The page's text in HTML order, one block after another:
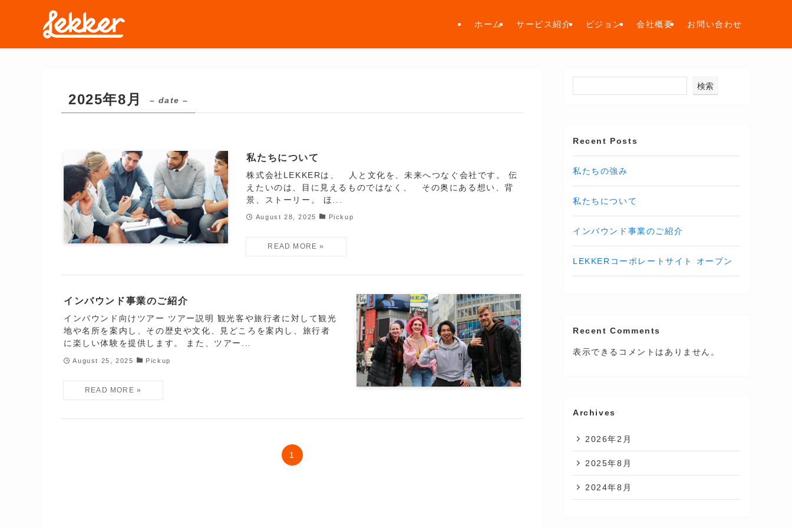
ホーム サービス紹介 ビジョン 会社概要 お問い合わせ
2025年8月 – date –
私たちについて
株式会社LEKKERは、 人と文化を、未来へつなぐ会社です。 伝
えたいのは、目に見えるものではなく、 その奥にある想い、背
景、ストーリー。 ほ...
August 28, 2025 Pickup
インバウンド事業のご紹介
インバウンド向けツアー ツアー説明 観光客や旅行者に対して観光
地や名所を案内し、その歴史や文化、見どころを案内し、旅行者
に楽しい体験を提供します。 また、ツアー...
August 25, 2025 Pickup
1
検索
Recent Posts
私たちの強み
私たちについて
インバウンド事業のご紹介
LEKKERコーポレートサイト オープン
Recent Comments
表示できるコメントはありません。
Archives
2026年2月
2025年8月
2024年8月